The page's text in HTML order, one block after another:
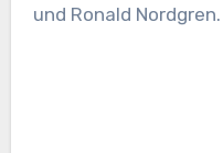
und Ronald Nordgren.